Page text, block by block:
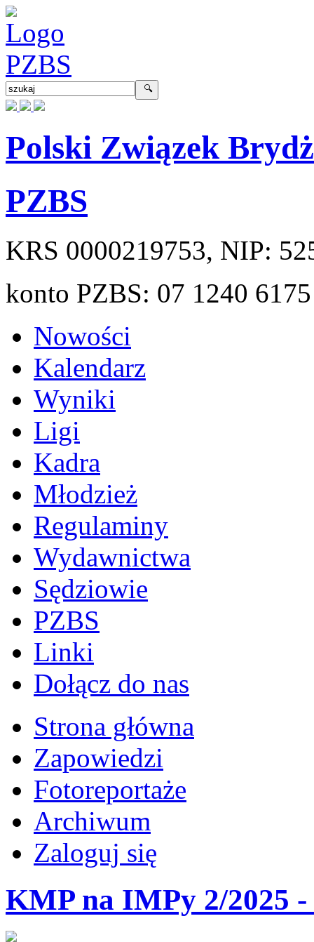
Polski Związek
PZBS
KRS 0000219753, NIP:
konto PZBS: 07 1240
Nowości
Kalendarz
Wyniki
Ligi
Kadra
Młodzież
Regulaminy
Wydawnictwa
Sędziowie
PZBS
Linki
Dołącz do nas
Strona główna
Zapowiedzi
Fotoreportaże
Archiwum
Zaloguj się
KMP na IMPy 2/2025